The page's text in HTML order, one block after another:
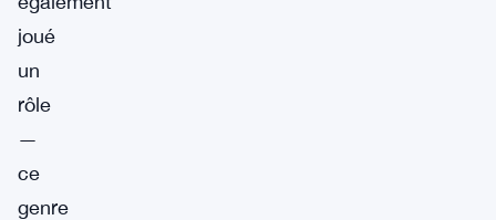
joué
un
rôle
—
ce
genre